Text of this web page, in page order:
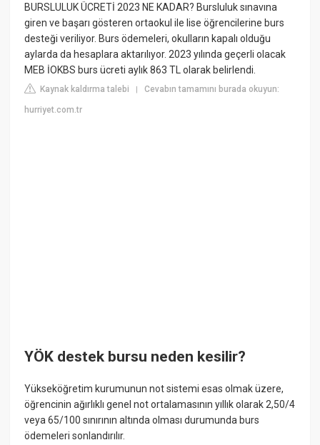
BURSLULUK ÜCRETİ 2023 NE KADAR? Bursluluk sınavına
giren ve başarı gösteren ortaokul ile lise öğrencilerine burs
desteği veriliyor. Burs ödemeleri, okulların kapalı olduğu
aylarda da hesaplara aktarılıyor. 2023 yılında geçerli olacak
MEB İOKBS burs ücreti aylık 863 TL olarak belirlendi.
Kaynak kaldırma talebi |Cevabın tamamını burada okuyun:
hurriyet.com.tr
YÖK destek bursu neden kesilir?
Yükseköğretim kurumunun not sistemi esas olmak üzere,
öğrencinin ağırlıklı genel not ortalamasının yıllık olarak 2,50/4
veya 65/100 sınırının altında olması durumunda burs
ödemeleri sonlandırılır.